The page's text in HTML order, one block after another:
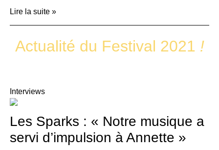
Lire la suite »
Actualité du Festival 2021 !
Interviews
Les Sparks : « Notre musique a
servi d’impulsion à Annette »